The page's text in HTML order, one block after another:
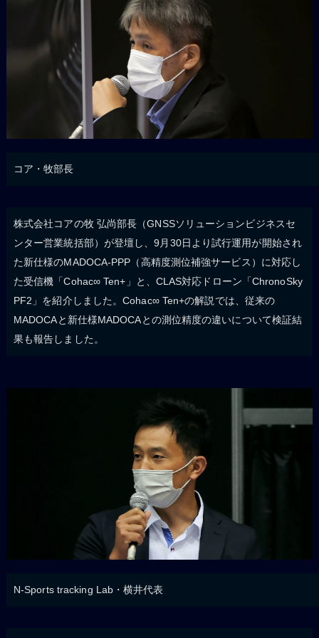
コア・牧部長
株式会社コアの牧 弘尚部長（GNSSソリューションビジネスセ
ンター営業統括部）が登壇し、9月30日より試行運用が開始され
た新仕様のMADOCA-PPP（高精度測位補強サービス）に対応し
た受信機「Cohac∞ Ten+」と、CLAS対応ドローン「ChronoSky
PF2」を紹介しました。Cohac∞ Ten+の解説では、従来の
MADOCAと新仕様MADOCAとの測位精度の違いについて検証結
果も報告しました。
N-Sports tracking Lab・横井代表